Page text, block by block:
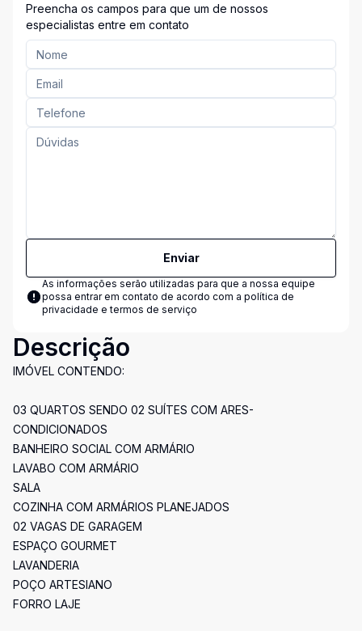
Preencha os campos para que um de nossos
especialistas entre em contato
Enviar
As informações serão utilizadas para que a nossa equipe
possa entrar em contato de acordo com a política de
privacidade e termos de serviço
Descrição
IMÓVEL CONTENDO:
03 QUARTOS SENDO 02 SUÍTES COM ARES-
CONDICIONADOS
BANHEIRO SOCIAL COM ARMÁRIO
LAVABO COM ARMÁRIO
SALA
COZINHA COM ARMÁRIOS PLANEJADOS
02 VAGAS DE GARAGEM
ESPAÇO GOURMET
LAVANDERIA
POÇO ARTESIANO
FORRO LAJE